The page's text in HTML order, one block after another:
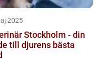
2025
Stockholm - din
till djurens bästa